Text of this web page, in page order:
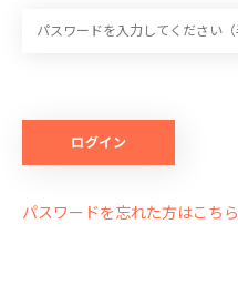
ログイン
パスワードを忘れた方はこちら